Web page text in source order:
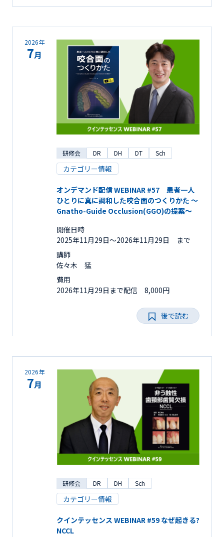
2026年
7月
研修会 DR DH DT Sch
カテゴリー情報
オンデマンド配信 WEBINAR #57 患者一人
ひとりに真に調和した咬合面のつくりかた ～
Gnatho-Guide Occlusion(GGO)の提案～
開催日時
2025年11月29日〜2026年11月29日 まで
講師
佐々木 猛
費用
2026年11月29日まで配信 8,000円
後で読む
2026年
7月
研修会 DR DH Sch
カテゴリー情報
クインテッセンス WEBINAR #59 なぜ起きる?
NCCL